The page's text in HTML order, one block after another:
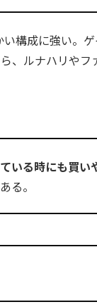
構成に強い。
、ルナハリやフ
いる時にも買い
る。